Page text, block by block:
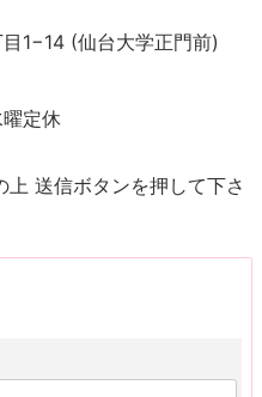
1−14 (仙台大学正門前)
定休
送信ボタンを押して下さ